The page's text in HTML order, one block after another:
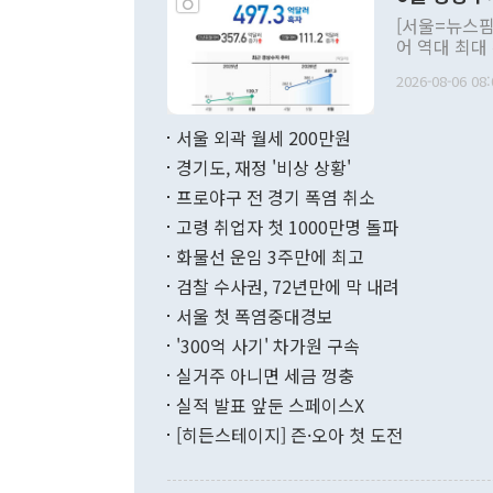
관의 대북
관 부처 장
관의 무리한
다. [정동영 통일부 장관이 지난달 23일 오후 서울 종로구 정부서울청사에
무너졌다고
함께 4자 대
"우리의 선
관은 업무
[서울=뉴스
어 역대 최
료=한국은행] 한국은행이 6일 발표한 '2026년 6월 국제수지(잠정)'
며 월간 기
196.9% 급
수출은
기록했지만
로 전환됐다.
는 배당수입
2026-08-06
서울 외곽 월세 200만원
경기도, 재정 '비상 상황'
프로야구 전 경기 폭염 취소
고령 취업자 첫 1000만명 돌파
화물선 운임 3주만에 최고
검찰 수사권, 72년만에 막 내려
서울 첫 폭염중대경보
'300억 사기' 차가원 구속
실거주 아니면 세금 껑충
실적 발표 앞둔 스페이스X
[히든스테이지] 즌·오아 첫 도전